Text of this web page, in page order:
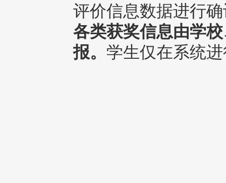
评价信息数据进行
各类获奖信息由学
报。 学生仅在系统